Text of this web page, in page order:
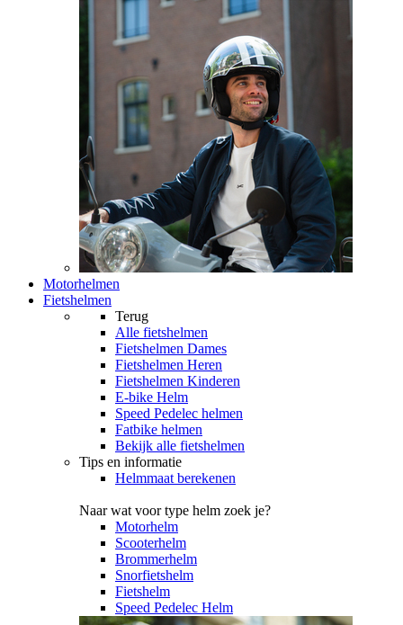
Motorhelmen
Fietshelmen
Terug
Alle fietshelmen
Fietshelmen Dames
Fietshelmen Heren
Fietshelmen Kinderen
E-bike Helm
Speed Pedelec helmen
Fatbike helmen
Bekijk alle fietshelmen
Tips en informatie
Helmmaat berekenen
Naar wat voor type helm zoek je?
Motorhelm
Scooterhelm
Brommerhelm
Snorfietshelm
Fietshelm
Speed Pedelec Helm